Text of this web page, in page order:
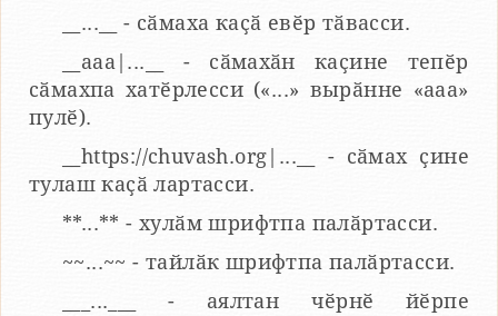
__...__ - сӑмаха каҫӑ евӗр тӑвасси.
__aaa|...__ - сӑмахӑн каҫине тепӗр
сӑмахпа хатӗрлесси («...» вырӑнне «ааа»
пулӗ).
__https://chuvash.org|...__ - сӑмах ҫине
тулаш каҫӑ лартасси.
**...** - хулӑм шрифтпа палӑртасси.
~~...~~ - тайлӑк шрифтпа палӑртасси.
___...___ - аялтан чӗрнӗ йӗрпе